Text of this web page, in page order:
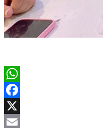
WhatsApp
Facebook
X